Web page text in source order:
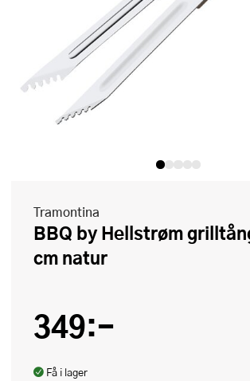
Tramontina
BBQ by Hellstrøm grilltång 37
cm natur
349:-
Få i lager